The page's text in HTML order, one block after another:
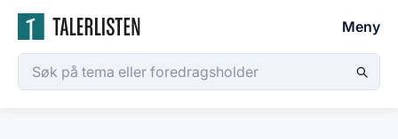
Meny